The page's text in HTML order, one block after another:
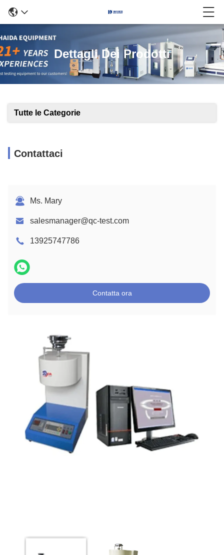
Dettagli Dei Prodotti
Tutte le Categorie
Contattaci
Ms. Mary
salesmanager@qc-test.com
13925747786
Contatta ora